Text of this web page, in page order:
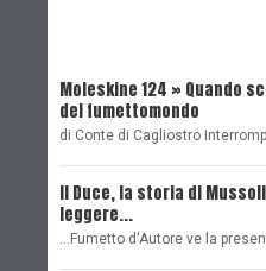
Moleskine 124 » Quando
del fumettomondo
di Conte di Cagliostro
Il Duce, la storia di
leggere...
...Fumetto d'Autore ve la